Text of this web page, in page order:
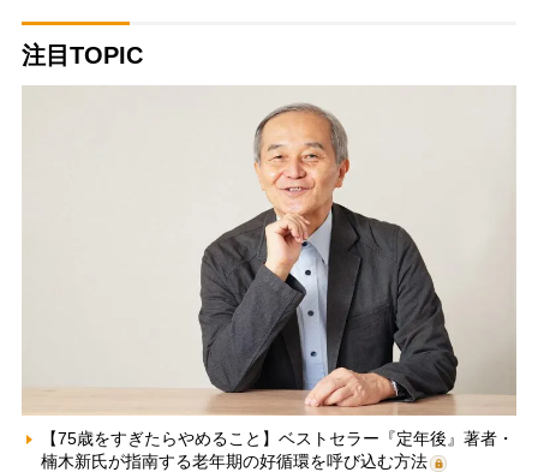
注目TOPIC
【75歳をすぎたらやめること】ベストセラー『定年後』著者・
楠木新氏が指南する老年期の好循環を呼び込む方法